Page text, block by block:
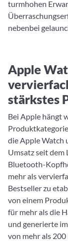
turmhohen
nebenbei
Apple
stärkstes
Bei Apple hängt
Produktkategorie
die Apple Watch
Umsatz seit dem
Bluetooth-
mehr als
Bestseller zu
von einem
für mehr als die
und generierte
von mehr als